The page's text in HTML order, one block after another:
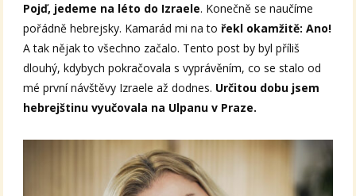
Pojď, jedeme na léto do Izraele. Konečně se naučíme
pořádně hebrejsky. Kamarád mi na to řekl okamžitě: Ano!
A tak nějak to všechno začalo. Tento post by byl příliš
dlouhý, kdybych pokračovala s vyprávěním, co se stalo od
mé první návštěvy Izraele až dodnes. Určitou dobu jsem
hebrejštinu vyučovala na Ulpanu v Praze.